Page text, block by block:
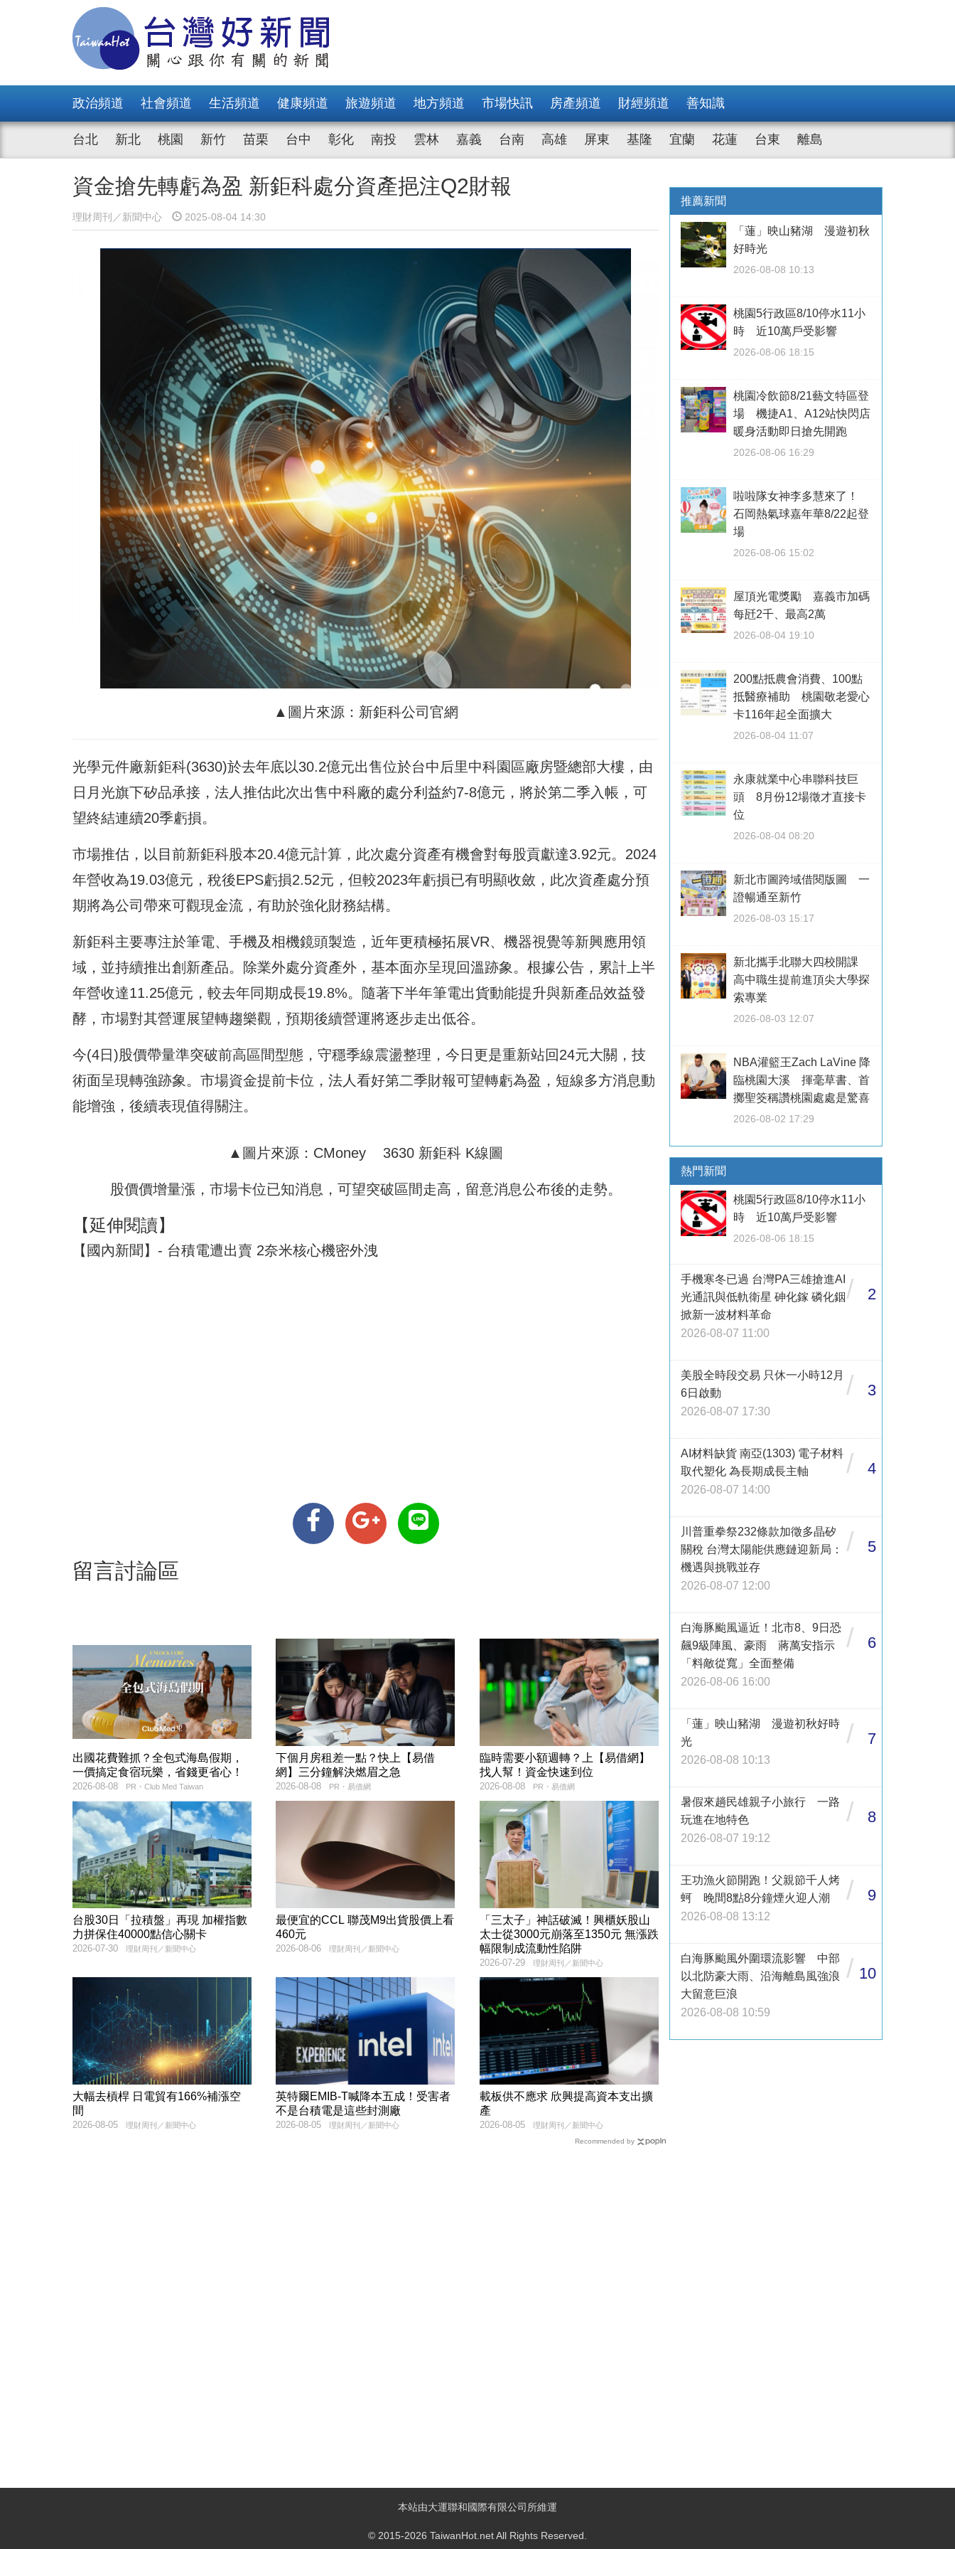
政治頻道 社會頻道 生活頻道 健康頻道 旅遊頻道 地方頻道 市場快訊 房產頻道 財經頻道 善知識
台北 新北 桃園 新竹 苗栗 台中 彰化 南投 雲林 嘉義 台南 高雄 屏東 基隆 宜蘭 花蓮 台東 離島
資金搶先轉虧為盈 新鉅科處分資產挹注Q2財報
理財周刊／新聞中心 2025-08-04 14:30
▲圖片來源：新鉅科公司官網
光學元件廠新鉅科(3630)於去年底以30.2億元出售位於台中后里中科園區廠房暨總部大樓，由
日月光旗下矽品承接，法人推估此次出售中科廠的處分利益約7-8億元，將於第二季入帳，可
望終結連續20季虧損。
市場推估，以目前新鉅科股本20.4億元計算，此次處分資產有機會對每股貢獻達3.92元。2024
年營收為19.03億元，稅後EPS虧損2.52元，但較2023年虧損已有明顯收斂，此次資產處分預
期將為公司帶來可觀現金流，有助於強化財務結構。
新鉅科主要專注於筆電、手機及相機鏡頭製造，近年更積極拓展VR、機器視覺等新興應用領
域，並持續推出創新產品。除業外處分資產外，基本面亦呈現回溫跡象。根據公告，累計上半
年營收達11.25億元，較去年同期成長19.8%。隨著下半年筆電出貨動能提升與新產品效益發
酵，市場對其營運展望轉趨樂觀，預期後續營運將逐步走出低谷。
今(4日)股價帶量準突破前高區間型態，守穩季線震盪整理，今日更是重新站回24元大關，技
術面呈現轉強跡象。市場資金提前卡位，法人看好第二季財報可望轉虧為盈，短線多方消息動
能增強，後續表現值得關注。
▲圖片來源：CMoney 3630 新鉅科 K線圖
股價價增量漲，市場卡位已知消息，可望突破區間走高，留意消息公布後的走勢。
【延伸閱讀】
【國內新聞】- 台積電遭出賣 2奈米核心機密外洩
留言討論區
出國花費難抓？全包式海島假期，
一價搞定食宿玩樂，省錢更省心！
PR・Club Med Taiwan
2026-08-08
下個月房租差一點？快上【易借
網】三分鐘解決燃眉之急
PR・易借網
2026-08-08
臨時需要小額週轉？上【易借網】
找人幫！資金快速到位
PR・易借網
2026-08-08
台股30日「拉積盤」再現 加權指數
力拼保住40000點信心關卡
理財周刊／新聞中心
2026-07-30
最便宜的CCL 聯茂M9出貨股價上看
460元
理財周刊／新聞中心
2026-08-06
「三太子」神話破滅！興櫃妖股山
太士從3000元崩落至1350元 無漲跌
幅限制成流動性陷阱
理財周刊／新聞中心
2026-07-29
大幅去槓桿 日電貿有166%補漲空
間
理財周刊／新聞中心
2026-08-05
英特爾EMIB-T喊降本五成！受害者
不是台積電是這些封測廠
理財周刊／新聞中心
2026-08-05
載板供不應求 欣興提高資本支出擴
產
理財周刊／新聞中心
2026-08-05
Recommended by
推薦新聞
「蓮」映山豬湖 漫遊初秋
好時光
2026-08-08 10:13
桃園5行政區8/10停水11小
時 近10萬戶受影響
2026-08-06 18:15
桃園冷飲節8/21藝文特區登
場 機捷A1、A12站快閃店
暖身活動即日搶先開跑
2026-08-06 16:29
啦啦隊女神李多慧來了！
石岡熱氣球嘉年華8/22起登
場
2026-08-06 15:02
屋頂光電獎勵 嘉義市加碼
每瓩2千、最高2萬
2026-08-04 19:10
200點抵農會消費、100點
抵醫療補助 桃園敬老愛心
卡116年起全面擴大
2026-08-04 11:07
永康就業中心串聯科技巨
頭 8月份12場徵才直接卡
位
2026-08-04 08:20
新北市圖跨域借閱版圖 一
證暢通至新竹
2026-08-03 15:17
新北攜手北聯大四校開課
高中職生提前進頂尖大學探
索專業
2026-08-03 12:07
NBA灌籃王Zach LaVine 降
臨桃園大溪 揮毫草書、首
擲聖筊稱讚桃園處處是驚喜
2026-08-02 17:29
熱門新聞
桃園5行政區8/10停水11小
時 近10萬戶受影響
2026-08-06 18:15
手機寒冬已過 台灣PA三雄搶進AI
光通訊與低軌衛星 砷化鎵 磷化銦
掀新一波材料革命
2026-08-07 11:00
/ 2
美股全時段交易 只休一小時12月
6日啟動
2026-08-07 17:30
/ 3
AI材料缺貨 南亞(1303) 電子材料
取代塑化 為長期成長主軸
2026-08-07 14:00
/ 4
川普重拳祭232條款加徵多晶矽
關稅 台灣太陽能供應鏈迎新局：
機遇與挑戰並存
2026-08-07 12:00
/ 5
白海豚颱風逼近！北市8、9日恐
飆9級陣風、豪雨 蔣萬安指示
「料敵從寬」全面整備
2026-08-06 16:00
/ 6
「蓮」映山豬湖 漫遊初秋好時
光
2026-08-08 10:13
/ 7
暑假來趟民雄親子小旅行 一路
玩進在地特色
2026-08-07 19:12
/ 8
王功漁火節開跑！父親節千人烤
蚵 晚間8點8分鐘煙火迎人潮
2026-08-08 13:12
/ 9
白海豚颱風外圍環流影響 中部
以北防豪大雨、沿海離島風強浪
大留意巨浪
2026-08-08 10:59
/ 10
本站由大運聯和國際有限公司所維運
© 2015-2026 TaiwanHot.net All Rights Reserved.